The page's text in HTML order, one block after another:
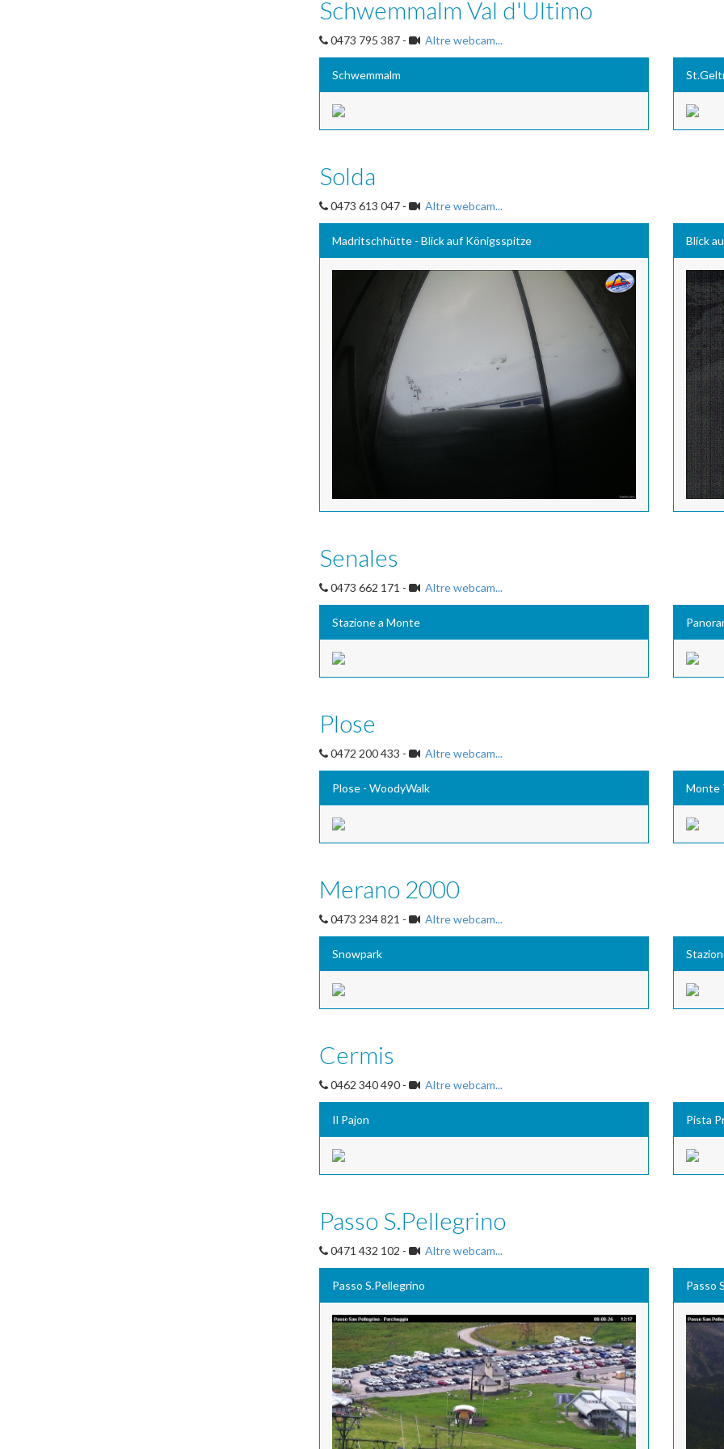
Schwemmalm Val d'Ultimo
0473 795 387 - Altre webcam...
Schwemmalm
Solda
0473 613 047 - Altre webcam...
Madritschhütte - Blick auf Königsspitze Blick
Senales
0473 662 171 - Altre webcam...
Stazione a Monte
Plose
0472 200 433 - Altre webcam...
Plose - WoodyWalk Monte
Merano 2000
0473 234 821 - Altre webcam...
Snowpark
Cermis
0462 340 490 - Altre webcam...
Il Pajon Pista
Passo S.Pellegrino
0471 432 102 - Altre webcam...
Passo S.Pellegrino Passo